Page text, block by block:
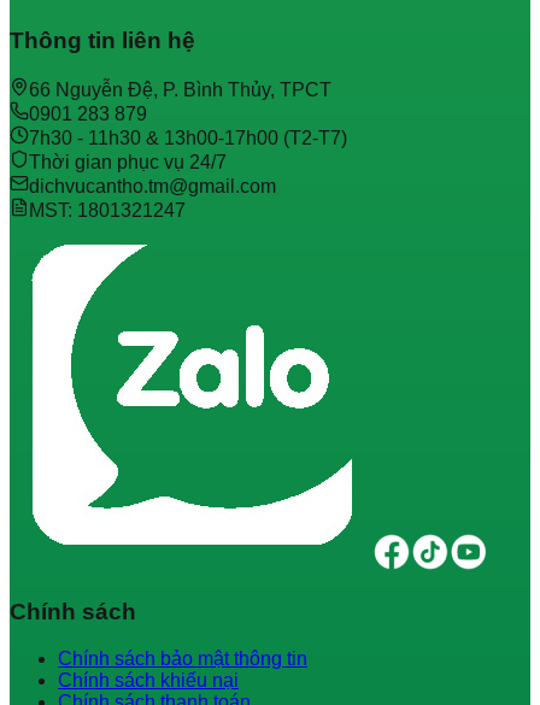
Thông tin liên hệ
66 Nguyễn Đệ, P. Bình Thủy, TPCT
0901 283 879
7h30 - 11h30 & 13h00-17h00 (T2-T7)
Thời gian phục vụ 24/7
dichvucantho.tm@gmail.com
MST: 1801321247
Chính sách
Chính sách bảo mật thông tin
Chính sách khiếu nại